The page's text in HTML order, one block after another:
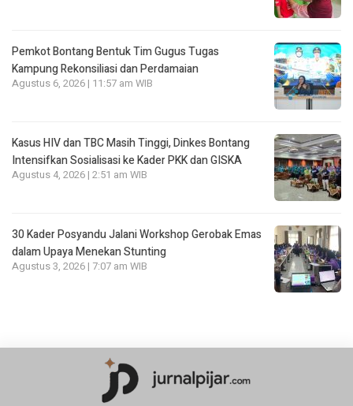
Pemkot Bontang Bentuk Tim Gugus Tugas
Kampung Rekonsiliasi dan Perdamaian
Agustus 6, 2026 | 11:57 am WIB
Kasus HIV dan TBC Masih Tinggi, Dinkes Bontang
Intensifkan Sosialisasi ke Kader PKK dan GISKA
Agustus 4, 2026 | 2:51 am WIB
30 Kader Posyandu Jalani Workshop Gerobak Emas
dalam Upaya Menekan Stunting
Agustus 3, 2026 | 7:07 am WIB